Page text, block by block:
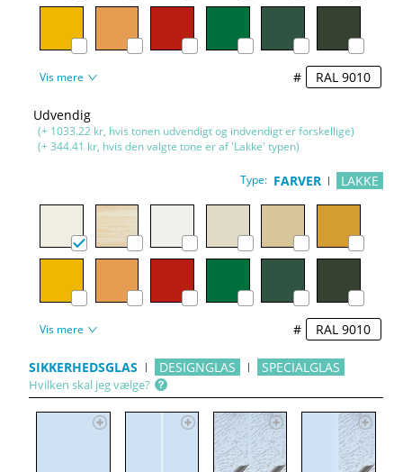
Vis mere #
Udvendig
(+ 1033.22 kr, hvis tonen udvendigt og indvendigt er forskellige)
(+ 344.41 kr, hvis den valgte tone er af 'Lakke' typen)
Type: FARVER LAKKE
Vis mere #
SIKKERHEDSGLAS DESIGNGLAS SPECIALGLAS
Hvilken skal jeg vælge?